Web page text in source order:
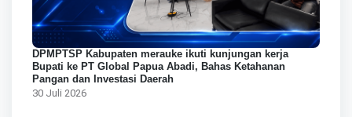
DPMPTSP Kabupaten merauke ikuti kunjungan kerja
Bupati ke PT Global Papua Abadi, Bahas Ketahanan
Pangan dan Investasi Daerah
30 Juli 2026